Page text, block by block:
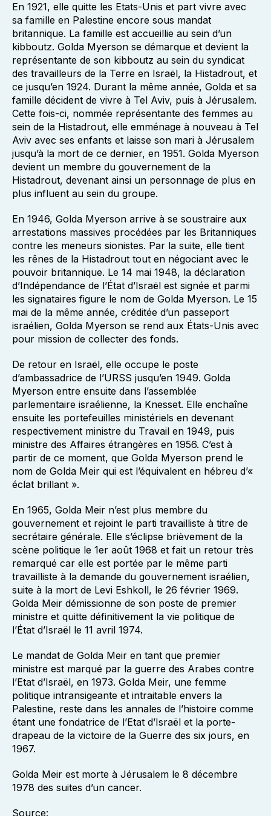
En 1921, elle quitte les Etats-Unis et part vivre avec
sa famille en Palestine encore sous mandat
britannique. La famille est accueillie au sein d’un
kibboutz. Golda Myerson se démarque et devient la
représentante de son kibboutz au sein du syndicat
des travailleurs de la Terre en Israël, la Histadrout, et
ce jusqu’en 1924. Durant la même année, Golda et sa
famille décident de vivre à Tel Aviv, puis à Jérusalem.
Cette fois-ci, nommée représentante des femmes au
sein de la Histadrout, elle emménage à nouveau à Tel
Aviv avec ses enfants et laisse son mari à Jérusalem
jusqu’à la mort de ce dernier, en 1951. Golda Myerson
devient un membre du gouvernement de la
Histadrout, devenant ainsi un personnage de plus en
plus influent au sein du groupe.
En 1946, Golda Myerson arrive à se soustraire aux
arrestations massives procédées par les Britanniques
contre les meneurs sionistes. Par la suite, elle tient
les rênes de la Histadrout tout en négociant avec le
pouvoir britannique. Le 14 mai 1948, la déclaration
d’Indépendance de l’État d’Israël est signée et parmi
les signataires figure le nom de Golda Myerson. Le 15
mai de la même année, créditée d’un passeport
israélien, Golda Myerson se rend aux États-Unis avec
pour mission de collecter des fonds.
De retour en Israël, elle occupe le poste
d’ambassadrice de l’URSS jusqu’en 1949. Golda
Myerson entre ensuite dans l’assemblée
parlementaire israélienne, la Knesset. Elle enchaîne
ensuite les portefeuilles ministériels en devenant
respectivement ministre du Travail en 1949, puis
ministre des Affaires étrangères en 1956. C’est à
partir de ce moment, que Golda Myerson prend le
nom de Golda Meir qui est l’équivalent en hébreu d’«
éclat brillant ».
En 1965, Golda Meir n’est plus membre du
gouvernement et rejoint le parti travailliste à titre de
secrétaire générale. Elle s’éclipse brièvement de la
scène politique le 1er août 1968 et fait un retour très
remarqué car elle est portée par le même parti
travailliste à la demande du gouvernement israélien,
suite à la mort de Levi Eshkoll, le 26 février 1969.
Golda Meir démissionne de son poste de premier
ministre et quitte définitivement la vie politique de
l’État d’Israël le 11 avril 1974.
Le mandat de Golda Meir en tant que premier
ministre est marqué par la guerre des Arabes contre
l’Etat d’Israël, en 1973. Golda Meir, une femme
politique intransigeante et intraitable envers la
Palestine, reste dans les annales de l’histoire comme
étant une fondatrice de l’Etat d’Israël et la porte-
drapeau de la victoire de la Guerre des six jours, en
1967.
Golda Meir est morte à Jérusalem le 8 décembre
1978 des suites d’un cancer.
Source: